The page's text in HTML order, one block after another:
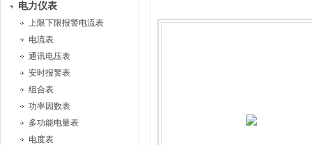
电力仪表
上限下限报警电流表
电流表
通讯电压表
安时报警表
组合表
功率因数表
多功能电量表
电度表